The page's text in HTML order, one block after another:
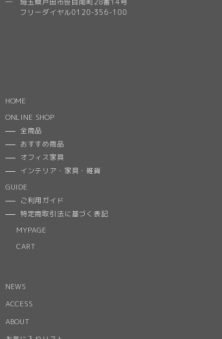
─ 埼玉県戸田市笹目南町28番14号
フリーダイヤル0120-356-100
HOME
ONLINE SHOP
全商品
おすすめ商品
オフィス家具
インテリア・家具・雑貨
GUIDE
ご利用ガイド
特定商取引法に基づく表記
MYPAGE
CART
NEWS
ACCESS
ABOUT